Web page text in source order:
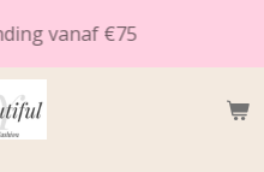
vanaf €75